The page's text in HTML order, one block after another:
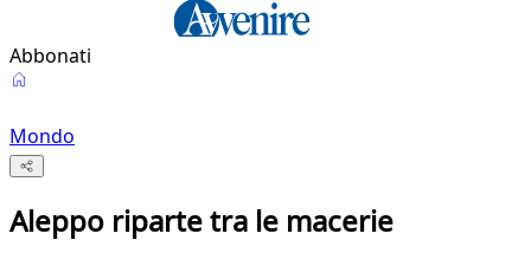
Abbonati
Mondo
Aleppo riparte tra le macerie